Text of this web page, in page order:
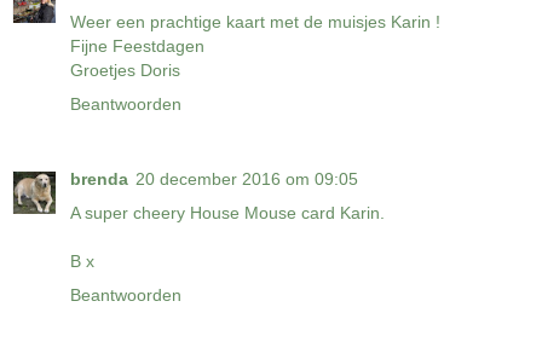
Weer een prachtige kaart met de muisjes Karin !
Fijne Feestdagen
Groetjes Doris
Beantwoorden
brenda 20 december 2016 om 09:05
A super cheery House Mouse card Karin.
B x
Beantwoorden